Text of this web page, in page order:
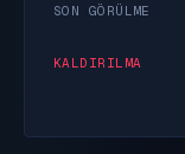
SON GÖRÜLME
KALDIRILMA